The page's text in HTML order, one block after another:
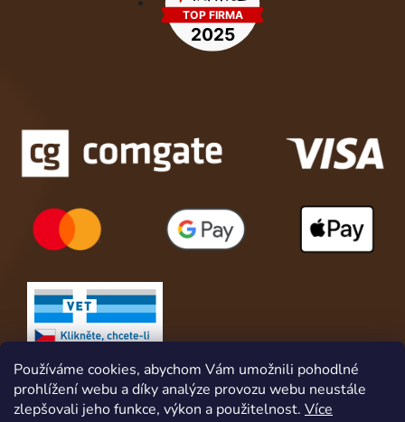
Používáme cookies, abychom Vám umožnili pohodlné
prohlížení webu a díky analýze provozu webu neustále
zlepšovali jeho funkce, výkon a použitelnost. Více